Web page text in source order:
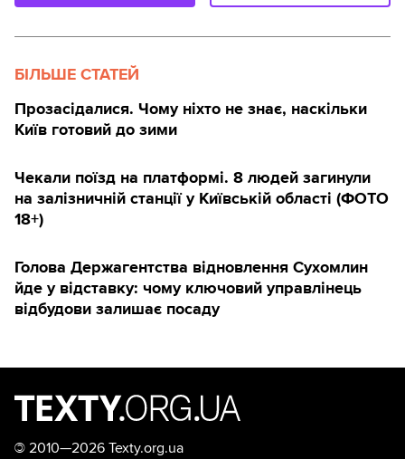
БІЛЬШЕ СТАТЕЙ
Прозасідалися. Чому ніхто не знає, наскільки
Київ готовий до зими
Чекали поїзд на платформі. 8 людей загинули
на залізничній станції у Київській області (ФОТО
18+)
Голова Держагентства відновлення Сухомлин
йде у відставку: чому ключовий управлінець
відбудови залишає посаду
© 2010—2026 Texty.org.ua